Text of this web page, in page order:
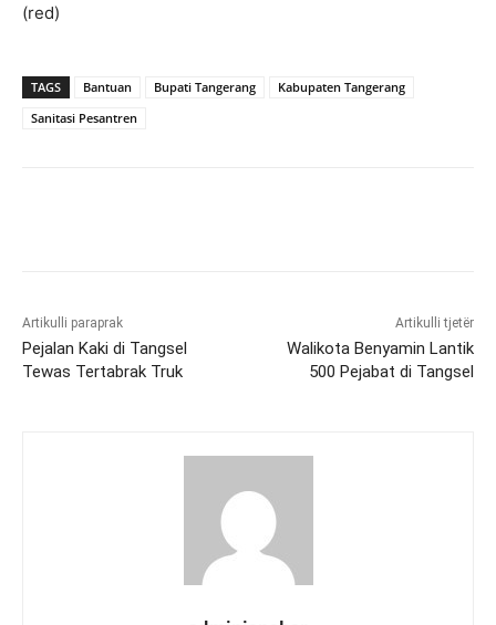
(red)
TAGS Bantuan Bupati Tangerang
Kabupaten Tangerang
Sanitasi Pesantren
Artikulli paraprak
Pejalan Kaki di Tangsel
Tewas Tertabrak Truk
Artikulli tjetër
Walikota Benyamin Lantik
500 Pejabat di Tangsel